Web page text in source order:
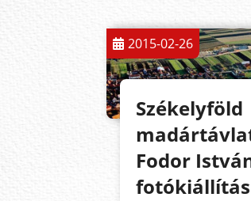
2015-02-26
Székelyföld
Fodor